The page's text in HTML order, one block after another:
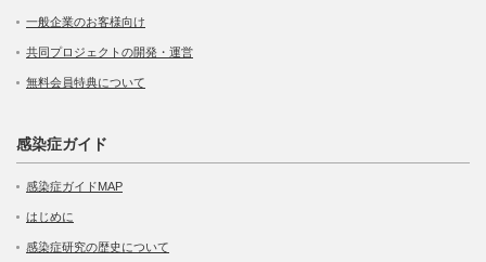
一般企業のお客様向け
共同プロジェクトの開発・運営
無料会員特典について
感染症ガイド
感染症ガイドMAP
はじめに
感染症研究の歴史について